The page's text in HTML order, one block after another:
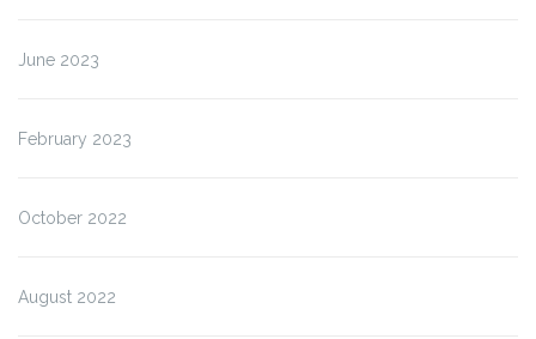
June 2023
February 2023
October 2022
August 2022